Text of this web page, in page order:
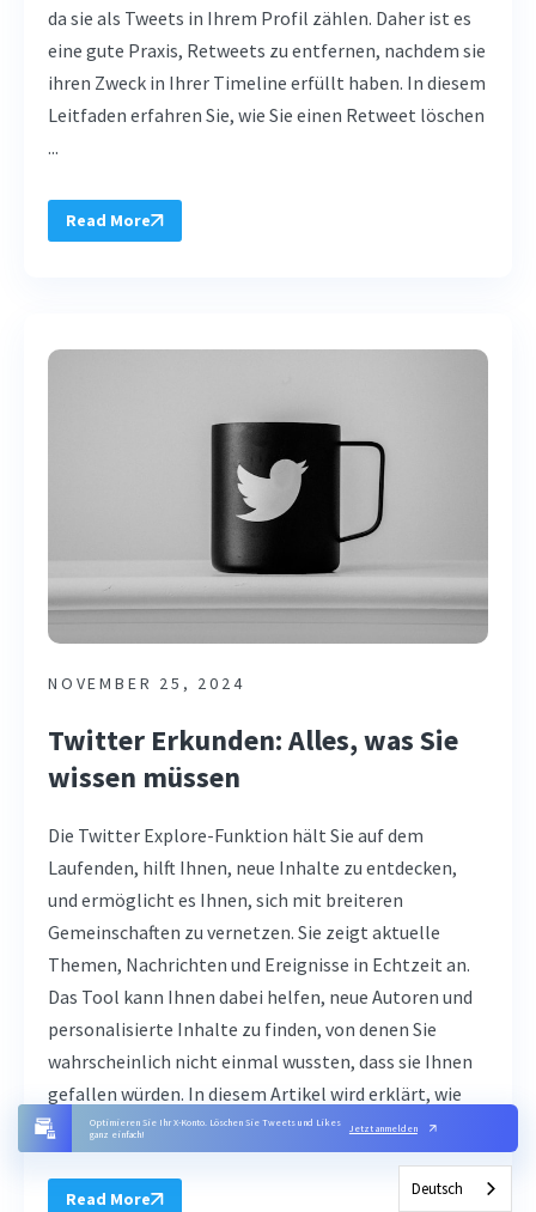
Optimieren Sie Ihr X-Konto. Löschen Sie Tweets und Likes
ganz einfach!
Jetzt anmelden
da sie als Tweets in Ihrem Profil zählen. Daher ist es
eine gute Praxis, Retweets zu entfernen, nachdem sie
ihren Zweck in Ihrer Timeline erfüllt haben. In diesem
Leitfaden erfahren Sie, wie Sie einen Retweet löschen
...
Read More
NOVEMBER 25, 2024
Twitter Erkunden: Alles, was Sie
wissen müssen
Die Twitter Explore-Funktion hält Sie auf dem
Laufenden, hilft Ihnen, neue Inhalte zu entdecken,
und ermöglicht es Ihnen, sich mit breiteren
Gemeinschaften zu vernetzen. Sie zeigt aktuelle
Themen, Nachrichten und Ereignisse in Echtzeit an.
Das Tool kann Ihnen dabei helfen, neue Autoren und
personalisierte Inhalte zu finden, von denen Sie
wahrscheinlich nicht einmal wussten, dass sie Ihnen
gefallen würden. In diesem Artikel wird erklärt, wie
Sie ...
Read More Deutsch